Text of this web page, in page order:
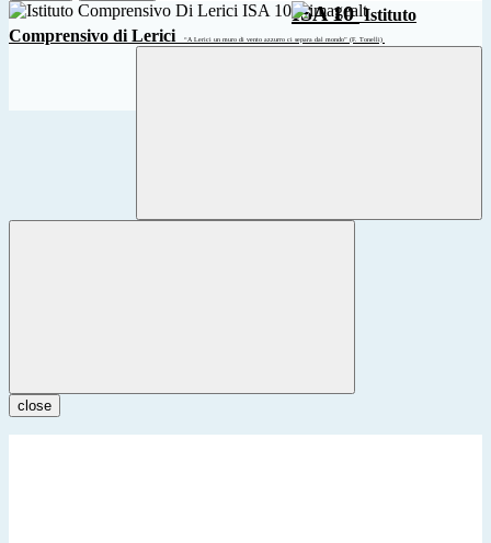
ISA 10 Istituto
Comprensivo di Lerici
“A Lerici un muro di vento azzurro ci separa dal mondo” (F. Tonelli)
close